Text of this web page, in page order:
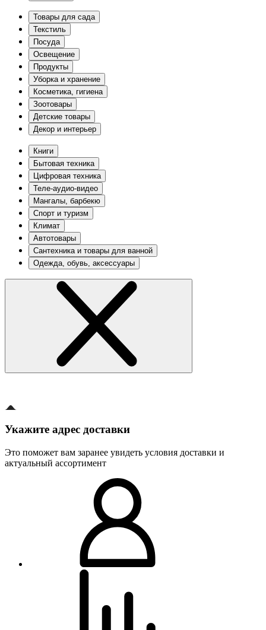
Товары для сада
Текстиль
Посуда
Освещение
Продукты
Уборка и хранение
Косметика, гигиена
Зоотовары
Детские товары
Декор и интерьер
Книги
Бытовая техника
Цифровая техника
Теле-аудио-видео
Мангалы, барбекю
Спорт и туризм
Климат
Автотовары
Сантехника и товары для ванной
Одежда, обувь, аксессуары
Укажите адрес доставки
Это поможет вам заранее увидеть условия доставки и
актуальный ассортимент